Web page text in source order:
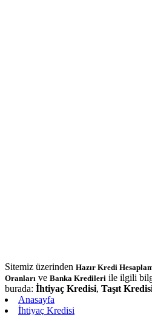
Sitemiz üzerinden Hazır Kredi
Oranları ve Banka Kredileri ile ilgili
burada: İhtiyaç Kredisi, Taşıt
Anasayfa
İhtiyaç Kredisi